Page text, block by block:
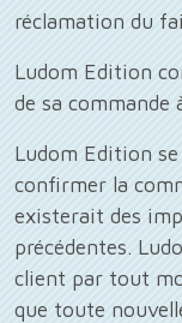
réclamation du
Ludom Edition
de sa
Ludom Edition
confirmer la
existerait des
précédentes.
client par tout
que toute